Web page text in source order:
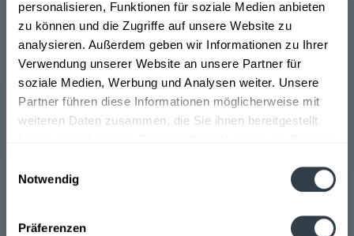
personalisieren, Funktionen für soziale Medien anbieten
zu können und die Zugriffe auf unsere Website zu
analysieren. Außerdem geben wir Informationen zu Ihrer
Verwendung unserer Website an unsere Partner für
soziale Medien, Werbung und Analysen weiter. Unsere
Partner führen diese Informationen möglicherweise mit
weiteren Daten zusammen, die Sie ihnen bereitgestellt
Notwendig
Präferenzen
Ausgewogenes Karamell- und Hefearoma. Mild und würzig.
Traditionell obergärige Spezialität. Original
Flaschengärung", so der Hersteller.
Inhalt10 Liter(2,10 € * / 1 Liter)
MEHRWEG
20,99 € *
+3,10 € Pfand